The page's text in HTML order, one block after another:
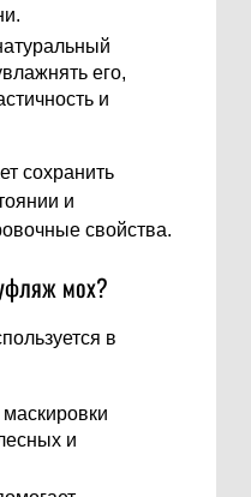
его,
и
сохранить
и
свойства.
мох?
в
и